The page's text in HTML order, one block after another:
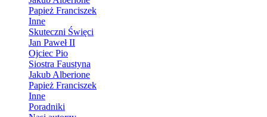
Papież Franciszek
Inne
Skuteczni Święci
Jan Paweł II
Ojciec Pio
Siostra Faustyna
Jakub Alberione
Papież Franciszek
Inne
Poradniki